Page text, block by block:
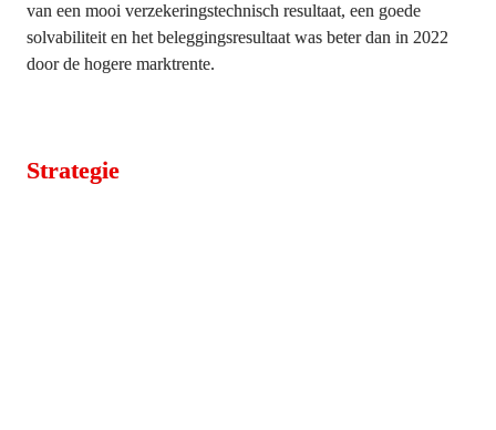
van een mooi verzekeringstechnisch resultaat, een goede
solvabiliteit en het beleggingsresultaat was beter dan in 2022
door de hogere marktrente.
Strategie